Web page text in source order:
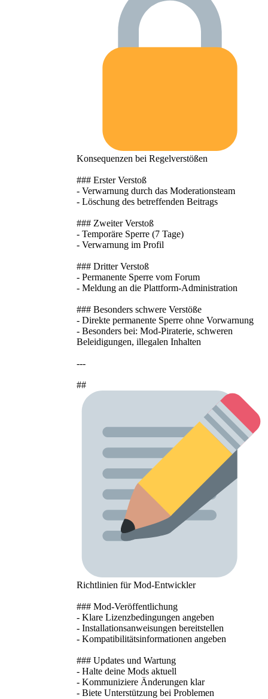
Konsequenzen bei Regelverstößen
### Erster Verstoß
- Verwarnung durch das Moderationsteam
- Löschung des betreffenden Beitrags
### Zweiter Verstoß
- Temporäre Sperre (7 Tage)
- Verwarnung im Profil
### Dritter Verstoß
- Permanente Sperre vom Forum
- Meldung an die Plattform-Administration
### Besonders schwere Verstöße
- Direkte permanente Sperre ohne Vorwarnung
- Besonders bei: Mod-Piraterie, schweren
Beleidigungen, illegalen Inhalten
---
##
Richtlinien für Mod-Entwickler
### Mod-Veröffentlichung
- Klare Lizenzbedingungen angeben
- Installationsanweisungen bereitstellen
- Kompatibilitätsinformationen angeben
### Updates und Wartung
- Halte deine Mods aktuell
- Kommuniziere Änderungen klar
- Biete Unterstützung bei Problemen